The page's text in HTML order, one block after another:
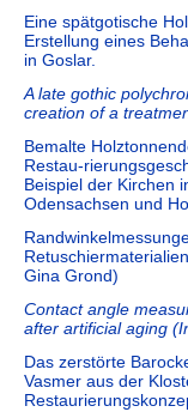
Eine spätgotische
Erstellung eines
in Goslar.
A late gothic
creation of a
Bemalte
Restau-
Beispiel der Kirchen
Odensachsen und
Gina Grond)
Contact angle
after artificial aging
Das zerstörte
Vasmer aus der